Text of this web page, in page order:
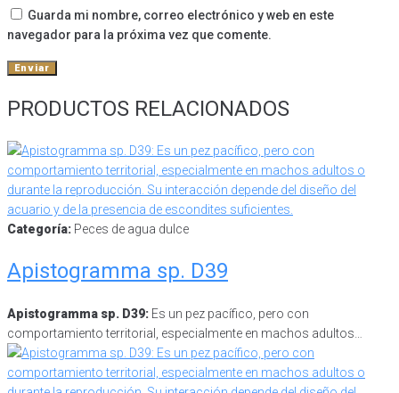
Guarda mi nombre, correo electrónico y web en este
navegador para la próxima vez que comente.
PRODUCTOS RELACIONADOS
Categoría: Peces de agua dulce
Apistogramma sp. D39
Apistogramma sp. D39: Es un pez pacífico, pero con
comportamiento territorial, especialmente en machos adultos…